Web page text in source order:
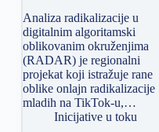
Analiza radikalizacije u
digitalnim algoritamski
oblikovanim okruženjima
(RADAR) je regionalni
projekat koji istražuje rane
oblike onlajn radikalizacije
mladih na TikTok-u,…
Inicijative u toku